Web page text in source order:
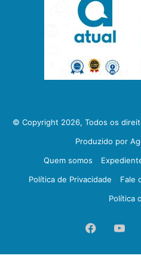
© Copyright 2026, Todos os
Produzido por
Quem somos
Política de Privacidade
Fale
Política